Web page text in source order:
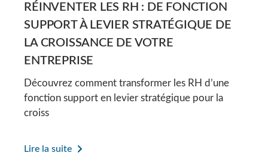
RÉINVENTER LES RH : DE FONCTION
SUPPORT À LEVIER STRATÉGIQUE DE
LA CROISSANCE DE VOTRE
ENTREPRISE
Découvrez comment transformer les RH d’une
fonction support en levier stratégique pour la
croiss
Lire la suite